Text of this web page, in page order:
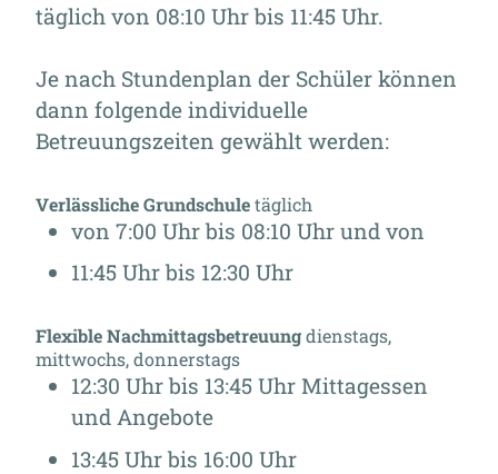
täglich von 08:10 Uhr bis 11:45 Uhr.
Je nach Stundenplan der Schüler können
dann folgende individuelle
Betreuungszeiten gewählt werden:
Verlässliche Grundschuletäglich
von 7:00 Uhr bis 08:10 Uhr und von
11:45 Uhr bis 12:30 Uhr
Flexible Nachmittagsbetreuungdienstags,
mittwochs, donnerstags
12:30 Uhr bis 13:45 Uhr Mittagessen
und Angebote
13:45 Uhr bis 16:00 Uhr